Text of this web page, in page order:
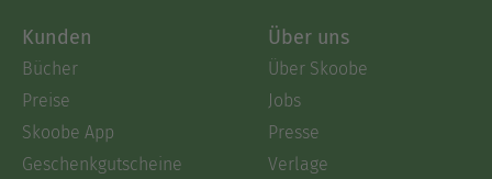
Kunden
Bücher
Preise
Skoobe App
Geschenkgutscheine
Über uns
Über Skoobe
Jobs
Presse
Verlage